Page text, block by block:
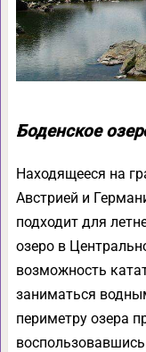
Боденское
Находящееся на
Австрией и
подходит для
озеро в
возможность
заниматься
периметру озера